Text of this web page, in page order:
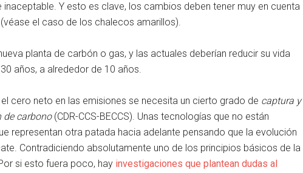
Y esto es clave, los cambios deben tener muy en cuenta
el caso de los chalecos amarillos).
planta de carbón o gas, y las actuales deberían reducir su vida
años, a alrededor de 10 años.
cero neto en las emisiones se necesita un cierto grado de captura y
de carbono(CDR-CCS-BECCS). Unas tecnologías que no están
representan otra patada hacia adelante pensando que la evolución
Contradiciendo absolutamente uno de los principios básicos de la
si esto fuera poco, hay investigaciones que plantean dudas al